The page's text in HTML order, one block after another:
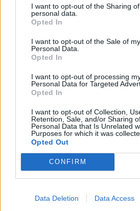
I want to opt-out of the Sharing
personal data.
Opted In
I want to opt-out of the Sale of my
Personal Data.
Opted In
I want to opt-out of processing
Personal Data for Targeted
Opted In
I want to opt-out of Collection,
Retention, Sale, and/or Sharing
Personal Data that Is Unrelated
Purposes for which it was
Opted Out
CONFIRM
Data Deletion Data Access
zárás előtt még egy durva öntés
tőzsdéken, és így végül záráskor
zuhanás mértéke. Az S&P 500...
KEDVES OLVASÓNK!
A keresett cikk a portfolio.hu
tartozik, melynek olvasása
regisztrációhoz kötött.
Az előfizetés a következőket
Portfolio.hu teljes
Kötéslisták: BÉT elmúlt 2 év
kötéslistái